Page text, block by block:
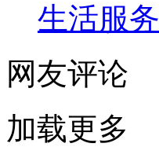
生活服务
网友评论
加载更多